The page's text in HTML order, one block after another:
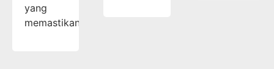
yang
memastikan…